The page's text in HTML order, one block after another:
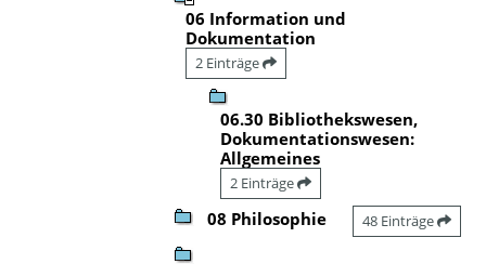
06 Information und
Dokumentation
2 Einträge
06.30 Bibliothekswesen,
Dokumentationswesen:
Allgemeines
2 Einträge
08 Philosophie 48 Einträge